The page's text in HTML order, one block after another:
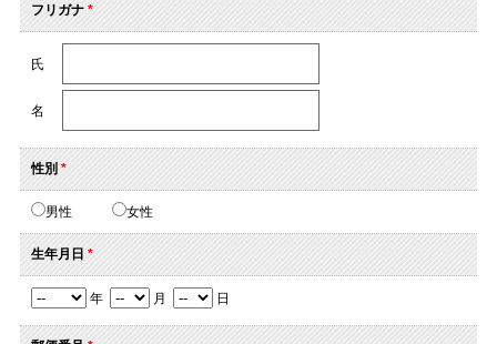
フリガナ*
氏
名
性別 *
男性 女性
生年月日 *
年 月 日